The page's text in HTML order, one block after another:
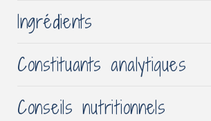
Ingrédients
Constituants analytiques
Conseils nutritionnels